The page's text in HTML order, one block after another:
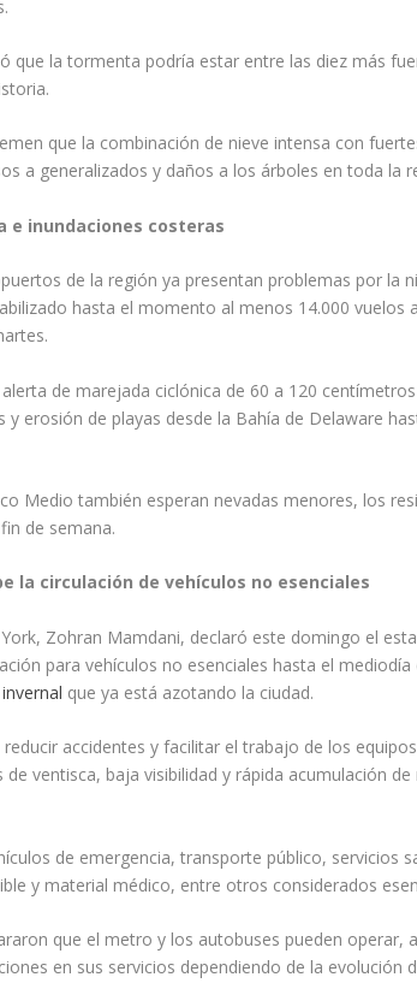
que la tormenta podría estar entre las diez más
que la combinación de nieve intensa con
a generalizados y daños a los árboles en toda la
e inundaciones costeras
de la región ya presentan problemas por la
hasta el momento al menos 14.000
de marejada ciclónica de 60 a 120
y erosión de playas desde la Bahía de Delaware
Medio también esperan nevadas menores, los
de semana.
la circulación de vehículos no esenciales
York, Zohran Mamdani, declaró este domingo el
para vehículos no esenciales hasta el
que ya está azotando la ciudad.
accidentes y facilitar el trabajo de los
ventisca, baja visibilidad y rápida acumulación
de emergencia, transporte público, servicios
y material médico, entre otros considerados
que el metro y los autobuses pueden operar,
en sus servicios dependiendo de la evolución